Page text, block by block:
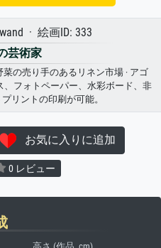
· 絵画ID: 333
芸術家
の売り手のあるリネン市場 · アゴ
フォトペーパー、水彩ボード、非
リントの印刷が可能。
お気に入りに追加
0 レビュー